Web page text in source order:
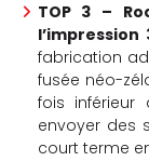
TOP 3 –
fabrication
fusée néo-
fois inférieur
envoyer des
court terme